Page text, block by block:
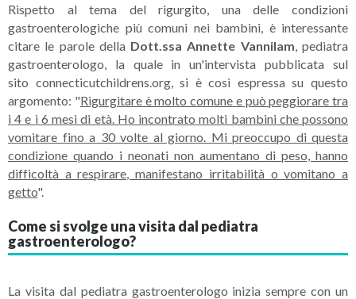
Rispetto al tema del rigurgito, una delle condizioni
gastroenterologiche più comuni nei bambini, è interessante
citare le parole della Dott.ssa Annette Vannilam , pediatra
gastroenterologo, la quale in un'intervista pubblicata sul
sito connecticutchildrens.org, si è così espressa su questo
argomento: "Rigurgitare è molto comune e può peggiorare tra
i 4 e i 6 mesi di età. Ho incontrato molti bambini che possono
vomitare fino a 30 volte al giorno. Mi preoccupo di questa
condizione quando i neonati non aumentano di peso, hanno
difficoltà a respirare, manifestano irritabilità o vomitano a
getto".
Come si svolge una visita dal pediatra
gastroenterologo?
La visita dal pediatra gastroenterologo inizia sempre con un